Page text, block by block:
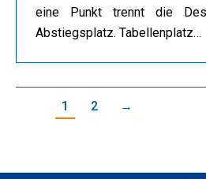
eine Punkt trennt die
Abstiegsplatz. Tabellenplatz…
1 2 →